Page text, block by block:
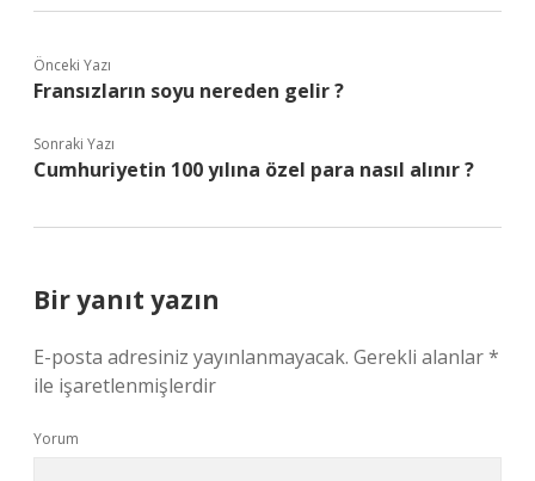
Önceki Yazı
Fransızların soyu nereden gelir ?
Sonraki Yazı
Cumhuriyetin 100 yılına özel para nasıl alınır ?
Bir yanıt yazın
E-posta adresiniz yayınlanmayacak. Gerekli alanlar*
ile işaretlenmişlerdir
Yorum